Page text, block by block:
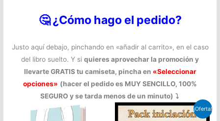
🤔 ¿Cómo hago el pedido?
Justo aquí debajo, pinchando en «añadir al carrito», en el caso
del libro suelto. Y si quieres aprovechar la promoción y
llevarte GRATIS tu camiseta, pincha en «Seleccionar
opciones» (hacer el pedido es MUY SENCILLO, 100%
SEGURO y se tarda menos de un minuto) ⤵️
¡Oferta!